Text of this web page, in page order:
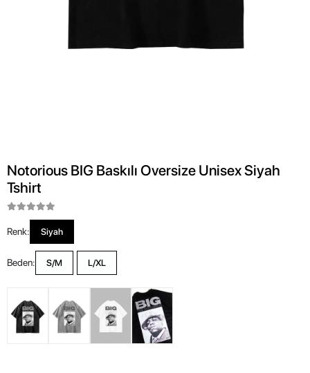
Notorious BIG Baskılı Oversize Unisex Siyah
Tshirt
Renk: Siyah
Beden: S/M L/XL